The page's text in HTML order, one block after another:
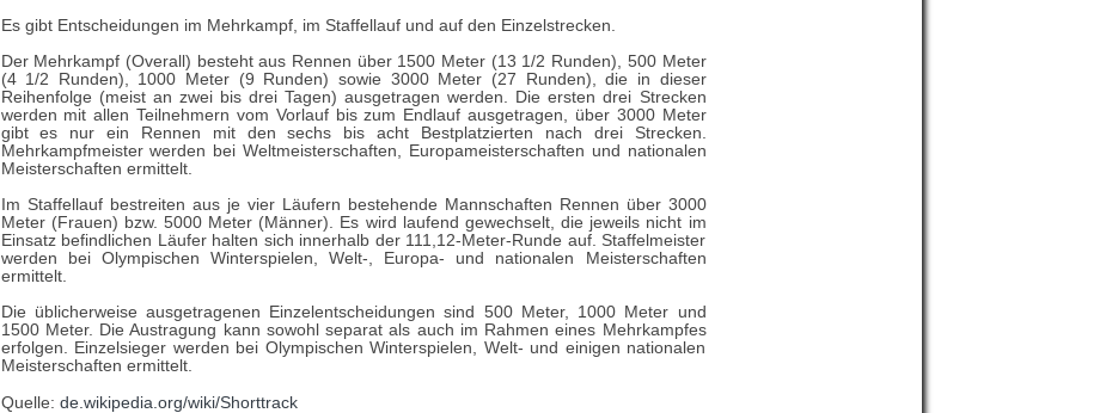
Es gibt Entscheidungen im Mehrkampf, im Staffellauf und auf den Einzelstrecken.
Der Mehrkampf (Overall) besteht aus Rennen über 1500 Meter (13 1/2 Runden), 500 Meter
(4 1/2 Runden), 1000 Meter (9 Runden) sowie 3000 Meter (27 Runden), die in dieser
Reihenfolge (meist an zwei bis drei Tagen) ausgetragen werden. Die ersten drei Strecken
werden mit allen Teilnehmern vom Vorlauf bis zum Endlauf ausgetragen, über 3000 Meter
gibt es nur ein Rennen mit den sechs bis acht Bestplatzierten nach drei Strecken.
Mehrkampfmeister werden bei Weltmeisterschaften, Europameisterschaften und nationalen
Meisterschaften ermittelt.
Im Staffellauf bestreiten aus je vier Läufern bestehende Mannschaften Rennen über 3000
Meter (Frauen) bzw. 5000 Meter (Männer). Es wird laufend gewechselt, die jeweils nicht im
Einsatz befindlichen Läufer halten sich innerhalb der 111,12-Meter-Runde auf. Staffelmeister
werden bei Olympischen Winterspielen, Welt-, Europa- und nationalen Meisterschaften
ermittelt.
Die üblicherweise ausgetragenen Einzelentscheidungen sind 500 Meter, 1000 Meter und
1500 Meter. Die Austragung kann sowohl separat als auch im Rahmen eines Mehrkampfes
erfolgen. Einzelsieger werden bei Olympischen Winterspielen, Welt- und einigen nationalen
Meisterschaften ermittelt.
Quelle: de.wikipedia.org/wiki/Shorttrack